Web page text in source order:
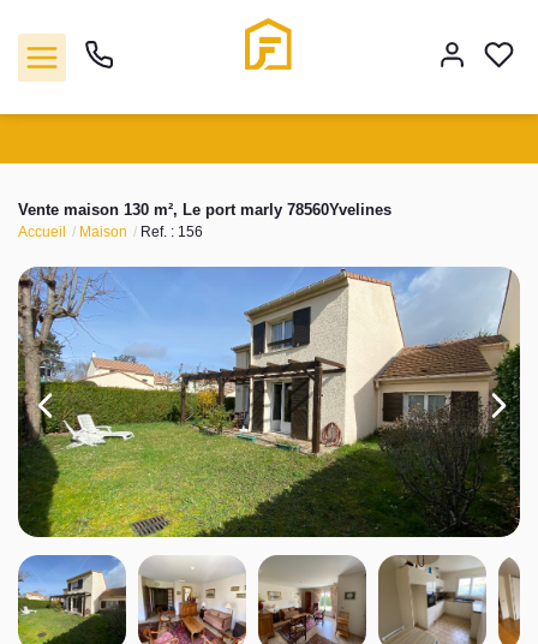
Vente
Location
Biens vendus
Gestion
Estimation
Agence
Actualités
Vente maison 130 m², Le port marly 78560Yvelines
Accueil Maison Ref. : 156